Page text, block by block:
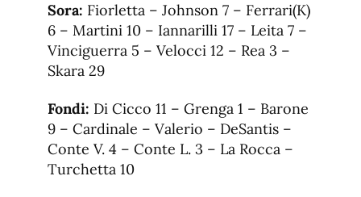
Sora: Fiorletta – Johnson 7 – Ferrari(K)
6 – Martini 10 – Iannarilli 17 – Leita 7 –
Vinciguerra 5 – Velocci 12 – Rea 3 –
Skara 29
Fondi: Di Cicco 11 – Grenga 1 – Barone
9 – Cardinale – Valerio – DeSantis –
Conte V. 4 – Conte L. 3 – La Rocca –
Turchetta 10